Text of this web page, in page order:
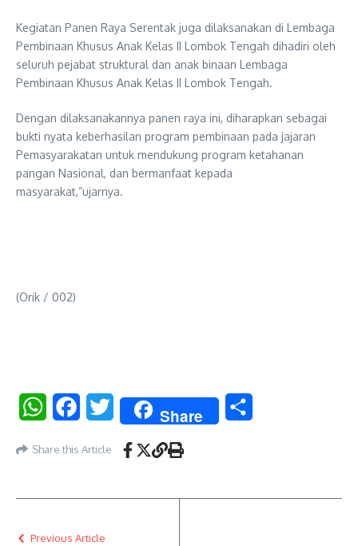
Kegiatan Panen Raya Serentak juga dilaksanakan di Lembaga
Pembinaan Khusus Anak Kelas II Lombok Tengah dihadiri oleh
seluruh pejabat struktural dan anak binaan Lembaga
Pembinaan Khusus Anak Kelas II Lombok Tengah.
Dengan dilaksanakannya panen raya ini, diharapkan sebagai
bukti nyata keberhasilan program pembinaan pada jajaran
Pemasyarakatan untuk mendukung program ketahanan
pangan Nasional, dan bermanfaat kepada
masyarakat,”ujarnya.
(Orik / 002)
WhatsAppFacebookTwitter Share
Share this Article
Previous Article